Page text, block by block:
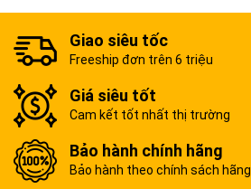
Giao siêu tốc
Freeship đơn trên 6 triệu
Giá siêu tốt
Cam kết tốt nhất thị trường
Bảo hành chính hãng
Bảo hành theo chính sách hãng